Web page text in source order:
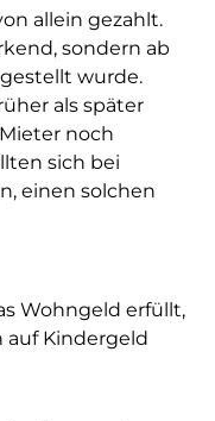
allein gezahlt.
sondern ab
wurde.
als später
noch
sich bei
einen solchen
Wohngeld erfüllt,
auf Kindergeld